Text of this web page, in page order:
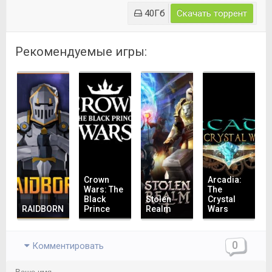
40Гб Скачать торрент
Рекомендуемые игры:
RAIDBORN
Crown
Wars: The
Black
Prince
Stolen
Realm
Arcadia:
The
Crystal
Wars
Комментировать 0